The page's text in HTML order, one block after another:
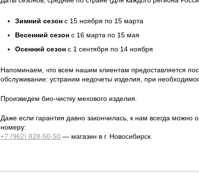
Зимний сезон с 15 ноября по 15 марта
Весенний сезон с 16 марта по 15 мая
Осенний сезон с 1 сентября по 14 ноября
Напоминаем, что всем нашим клиентам предоставляется
обслуживание: устраним недочеты изделия, при
Произведем био-чистку мехового изделия.
Даже если гарантия давно закончилась, к нам всегда можно
номеру:
+7 (962) 828-50-50 — магазин в г. Новосибирск